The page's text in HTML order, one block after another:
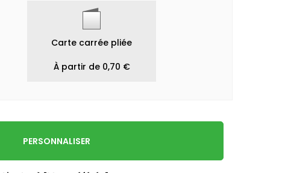
Carte carrée pliée
À partir de 0,70 €
PERSONNALISER